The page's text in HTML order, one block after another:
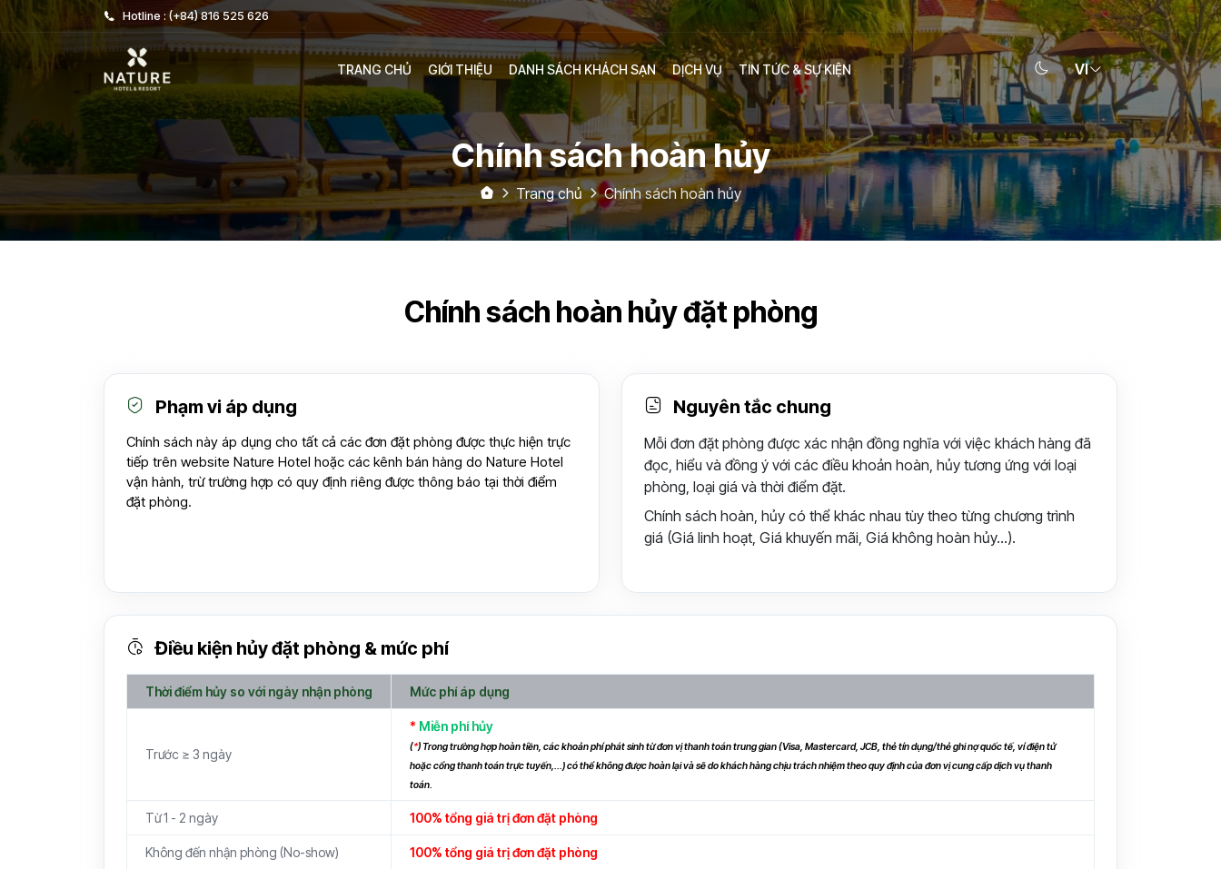
Hotline : (+84) 816 525 626
TRANG CHỦ GIỚI THIỆU DANH SÁCH KHÁCH SẠN DỊCH VỤ TIN TỨC & SỰ KIỆN VI
Chính sách hoàn hủy
Trang chủ Chính sách hoàn hủy
Chính sách hoàn hủy đặt phòng
Phạm vi áp dụng
Chính sách này áp dụng cho tất cả các đơn đặt phòng được thực hiện trực
tiếp trên website Nature Hotel hoặc các kênh bán hàng do Nature Hotel
vận hành, trừ trường hợp có quy định riêng được thông báo tại thời điểm
đặt phòng.
Nguyên tắc chung
Mỗi đơn đặt phòng được xác nhận đồng nghĩa với việc khách hàng đã
đọc, hiểu và đồng ý với các điều khoản hoàn, hủy tương ứng với loại
phòng, loại giá và thời điểm đặt.
Chính sách hoàn, hủy có thể khác nhau tùy theo từng chương trình
giá (Giá linh hoạt, Giá khuyến mãi, Giá không hoàn hủy…).
Điều kiện hủy đặt phòng & mức phí
Thời điểm hủy so với ngày nhận phòng Mức phí áp dụng
Trước ≥ 3 ngày
* Miễn phí hủy
(*) Trong trường hợp hoàn tiền, các khoản phí phát sinh từ đơn vị thanh toán trung gian (Visa, Mastercard, JCB, thẻ tín dụng/thẻ ghi nợ quốc tế, ví điện tử
hoặc cổng thanh toán trực tuyến,...) có thể không được hoàn lại và sẽ do khách hàng chịu trách nhiệm theo quy định của đơn vị cung cấp dịch vụ thanh
toán.
Từ 1 - 2 ngày 100% tổng giá trị đơn đặt phòng
Không đến nhận phòng (No-show) 100% tổng giá trị đơn đặt phòng